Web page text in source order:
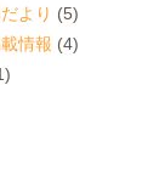
より (5)
情報 (4)